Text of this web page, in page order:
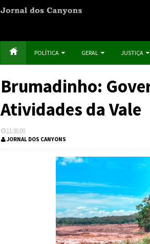
POLÍTICA GERAL JUSTIÇA
Brumadinho:
Atividades da Vale
11:56:00
JORNAL DOS CANYONS